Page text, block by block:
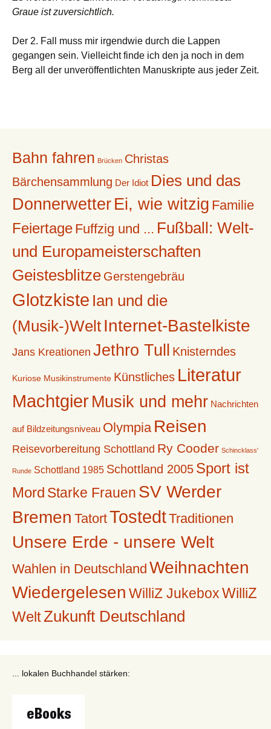
Graue ist zuversichtlich.
Der 2. Fall muss mir irgendwie durch die Lappen
gegangen sein. Vielleicht finde ich den ja noch in dem
Berg all der unveröffentlichten Manuskripte aus jeder Zeit.
Bahn fahren Brücken Christas
Bärchensammlung Der Idiot Dies und das
Donnerwetter Ei, wie witzig Familie
Feiertage Fuffzig und ... Fußball: Welt-
und Europameisterschaften
Geistesblitze Gerstengebräu
Glotzkiste Ian und die
(Musik-)Welt Internet-Bastelkiste
Jans Kreationen Jethro Tull Knisterndes
Kuriose Musikinstrumente Künstliches Literatur
MachtgierMusik und mehr Nachrichten
auf Bildzeitungsniveau Olympia Reisen
Reisevorbereitung Schottland Ry Cooder Schincklass'
Runde Schottland 1985 Schottland 2005 Sport ist
Mord Starke Frauen SV Werder
Bremen TatortTostedtTraditionen
Unsere Erde - unsere Welt
Wahlen in Deutschland Weihnachten
Wiedergelesen WilliZ Jukebox WilliZ
WeltZukunft Deutschland
... lokalen Buchhandel stärken: